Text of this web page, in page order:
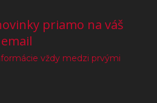
priamo na váš
email
vždy medzi prvými